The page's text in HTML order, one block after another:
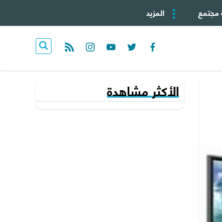
مجتمع المزيد
facebook
twitter
youtube
instagram
rss feed
الأكثر مشاهدة